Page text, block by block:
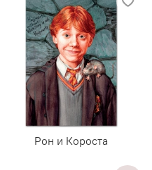
Рон и Короста